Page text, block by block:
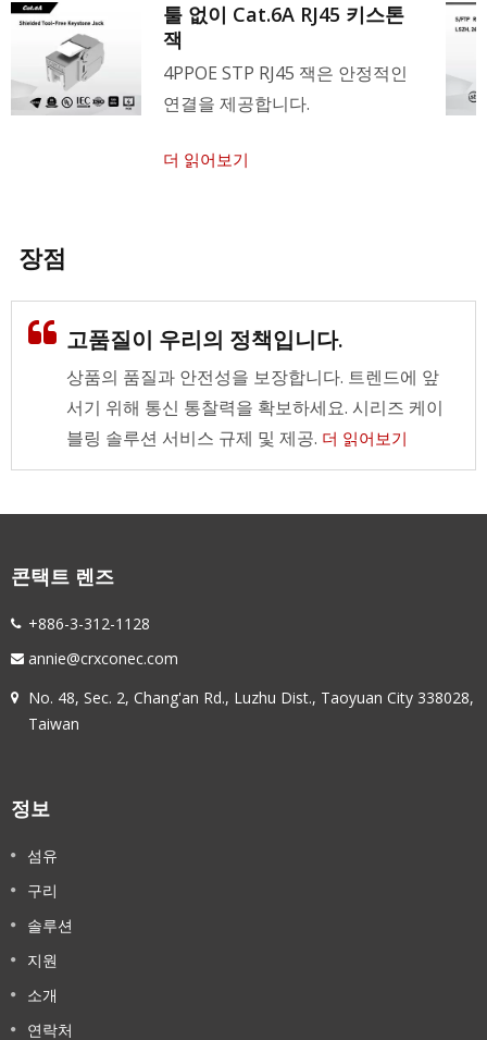
툴 없이 Cat.6A RJ45 키스톤
잭
4PPOE STP RJ45 잭은 안정적인
연결을 제공합니다.
더 읽어보기
장점
고품질이 우리의 정책입니다.
상품의 품질과 안전성을 보장합니다. 트렌드에 앞
서기 위해 통신 통찰력을 확보하세요. 시리즈 케이
블링 솔루션 서비스 규제 및 제공. 더 읽어보기
콘택트 렌즈
+886-3-312-1128
annie@crxconec.com
No. 48, Sec. 2, Chang'an Rd., Luzhu Dist., Taoyuan City 338028,
Taiwan
정보
섬유
구리
솔루션
지원
소개
연락처